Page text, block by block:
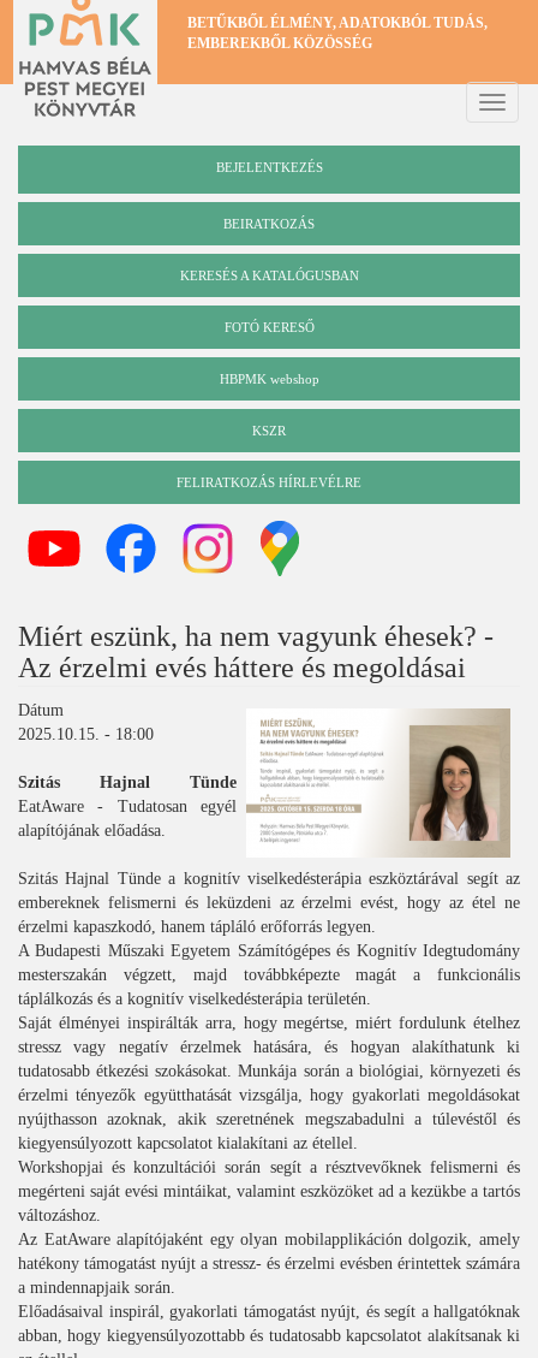
Ugrás
tartalomra
BETŰKBŐL ÉLMÉNY, ADATOKBÓL TUDÁS,
EMBEREKBŐL KÖZÖSSÉG
Toggle
BEJELENTKEZÉS
BEIRATKOZÁS
Katalógus
KERESÉS A KATALÓGUSBAN
FOTÓ KERESŐ
HBPMK webshop
KSZR
FELIRATKOZÁS HÍRLEVÉLRE
Miért eszünk, ha nem vagyunk éhesek? -
Az érzelmi evés háttere és megoldásai
Dátum
2025.10.15. - 18:00
Szitás Hajnal Tünde
EatAware - Tudatosan egyél
alapítójának előadása.
Szitás Hajnal Tünde a kognitív viselkedésterápia eszköztárával segít az
embereknek felismerni és leküzdeni az érzelmi evést, hogy az étel ne
érzelmi kapaszkodó, hanem tápláló erőforrás legyen.
A Budapesti Műszaki Egyetem Számítógépes és Kognitív Idegtudomány
mesterszakán végzett, majd továbbképezte magát a funkcionális
táplálkozás és a kognitív viselkedésterápia területén.
Saját élményei inspirálták arra, hogy megértse, miért fordulunk ételhez
stressz vagy negatív érzelmek hatására, és hogyan alakíthatunk ki
tudatosabb étkezési szokásokat. Munkája során a biológiai, környezeti és
érzelmi tényezők együtthatását vizsgálja, hogy gyakorlati megoldásokat
nyújthasson azoknak, akik szeretnének megszabadulni a túlevéstől és
kiegyensúlyozott kapcsolatot kialakítani az étellel.
Workshopjai és konzultációi során segít a résztvevőknek felismerni és
megérteni saját evési mintáikat, valamint eszközöket ad a kezükbe a tartós
változáshoz.
Az EatAware alapítójaként egy olyan mobilapplikáción dolgozik, amely
hatékony támogatást nyújt a stressz- és érzelmi evésben érintettek számára
a mindennapjaik során.
Előadásaival inspirál, gyakorlati támogatást nyújt, és segít a hallgatóknak
abban, hogy kiegyensúlyozottabb és tudatosabb kapcsolatot alakítsanak ki